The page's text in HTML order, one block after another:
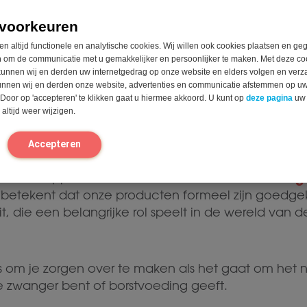
altijd functionele en analytische cookies. Wij willen ook cookies plaatsen en
om de communicatie met u gemakkelijker en persoonlijker te maken. Met deze
wij en derden uw internetgedrag op onze website en elders volgen en
wij en derden onze website, advertenties en communicatie afstemmen op
op 'accepteren' te klikken gaat u hiermee akkoord. U kunt op deze pagina uw
weer wijzigen.
Accepteren
veroorzaken.
hebben dus een zeer specifieke en eenmalige
. Ze kunnen geen invloed hebben op andere
ingenomen, verlaten ze op natuurlijke wijze
wanneer hun taak erop zit.
de enzymen zelf, volgt Intoleran uiterst strikte
van de hoogste kwaliteit is. Zo hebben wij een
alle supplementen van Intoleran
low-FODMAP
betekent dat onze producten formeel zijn
die een belangrijke rol speelt in de wereld van
om je zorgen over te maken als het gaat om het
zwanger bent of borstvoeding geeft.